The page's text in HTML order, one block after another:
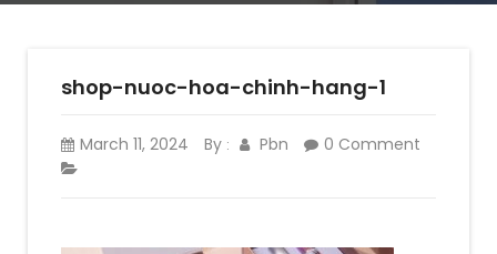
shop-nuoc-hoa-chinh-hang-1
March 11, 2024 By : Pbn 0 Comment